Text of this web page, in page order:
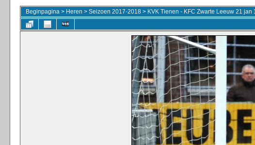
Beginpagina > Heren > Seizoen 2017-2018 > KVK Tienen - KFC Zwarte Leeuw 21 jan